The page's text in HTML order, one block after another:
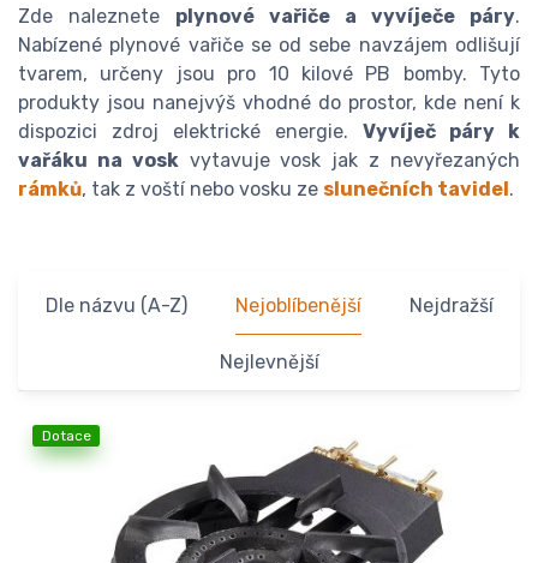
Zde naleznete plynové vařiče a vyvíječe páry.
Nabízené plynové vařiče se od sebe navzájem odlišují
tvarem, určeny jsou pro 10 kilové PB bomby. Tyto
produkty jsou nanejvýš vhodné do prostor, kde není k
dispozici zdroj elektrické energie. Vyvíječ páry k
vařáku na voskvytavuje vosk jak z nevyřezaných
rámků, tak z voští nebo vosku ze slunečních tavidel .
Dle názvu (A-Z) Nejoblíbenější Nejdražší
Nejlevnější
Dotace